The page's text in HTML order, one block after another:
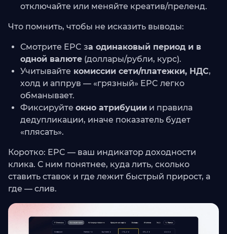
отключайте или меняйте креатив/преленд.
Что помнить, чтобы не исказить выводы:
Смотрите EPC за одинаковый период и в
одной валюте (доллары/рубли, курс).
Учитывайте комиссии сети/платежки, НДС,
холд и аппрув — «грязный» EPC легко
обманывает.
Фиксируйте окно атрибуции и правила
дедупликации, иначе показатель будет
«плясать».
Коротко: EPC — ваш индикатор доходности
клика. С ним понятнее, куда лить, сколько
ставить ставок и где лежит быстрый прирост, а
где — слив.